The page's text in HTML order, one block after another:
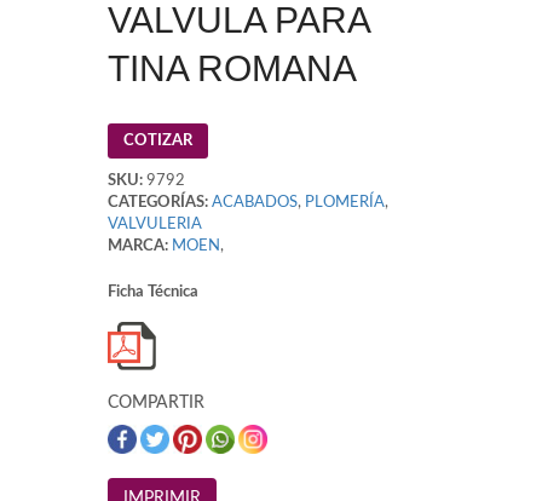
VALVULA PARA
TINA ROMANA
COTIZAR
SKU: 9792
CATEGORÍAS: ACABADOS, PLOMERÍA,
VALVULERIA
MARCA: MOEN,
Ficha Técnica
COMPARTIR